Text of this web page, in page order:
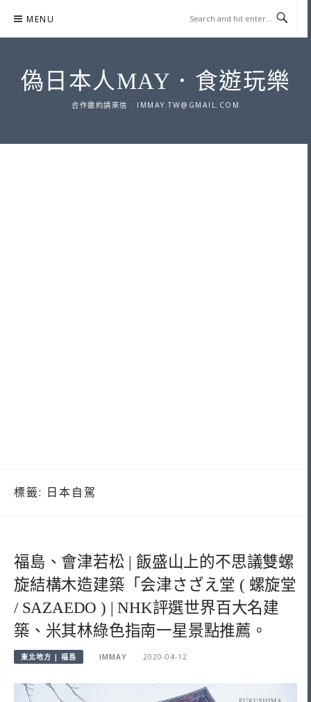
content
MENU
偽日本人MAY．食遊玩樂
合作邀約請來信 : IMMAY.TW@GMAIL.COM
標籤: 日本自駕
福島、會津若松 | 飯盛山上的不思議雙螺
旋結構木造建築「会津さざえ堂 ( 螺旋堂
/ SAZAEDO ) | NHK評選世界百大名建
築、米其林綠色指南一星景點推薦。
東北地方 | 福島 IMMAY 2020-04-12